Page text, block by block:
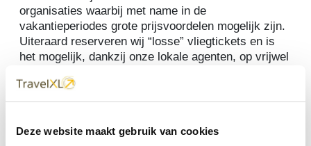
Deze website maakt gebruik van cookies
organisaties waarbij met name in de
vakantieperiodes grote prijsvoordelen mogelijk zijn.
Uiteraard reserveren wij “losse” vliegtickets en is
het mogelijk, dankzij onze lokale agenten, op vrijwel
te stellen.
Jolanda, Ria, Gert en Jan.